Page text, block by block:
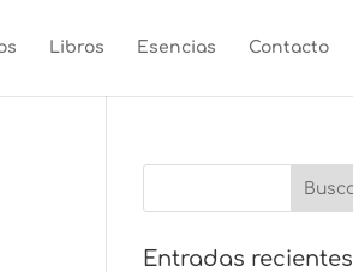
Libros Esencias Contacto
Entradas recientes